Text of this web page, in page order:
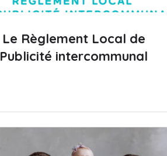
Le Règlement Local de
Publicité intercommunal